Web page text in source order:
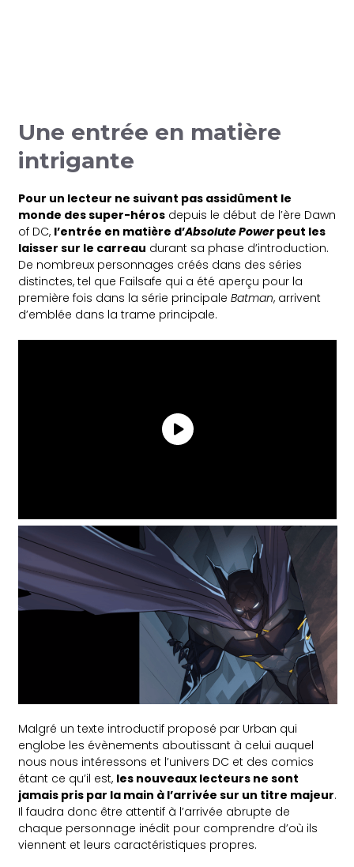
Une entrée en matière
intrigante
Pour un lecteur ne suivant pas assidûment le
monde des super-héros depuis le début de l’ère Dawn
of DC, l’entrée en matière d’Absolute Powerpeut les
laisser sur le carreau durant sa phase d’introduction.
De nombreux personnages créés dans des séries
distinctes, tel que Failsafe qui a été aperçu pour la
première fois dans la série principaleBatman, arrivent
d’emblée dans la trame principale.
Malgré un texte introductif proposé par Urban qui
englobe les évènements aboutissant à celui auquel
nous nous intéressons et l’univers DC et des comics
étant ce qu’il est, les nouveaux lecteurs ne sont
jamais pris par la main à l’arrivée sur un titre majeur.
Il faudra donc être attentif à l’arrivée abrupte de
chaque personnage inédit pour comprendre d’où ils
viennent et leurs caractéristiques propres.